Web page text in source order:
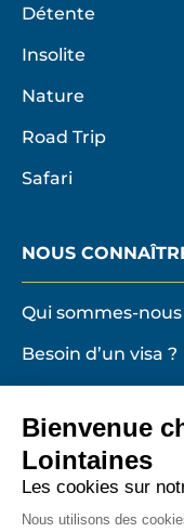
Bienvenue
Lointaines
Les cookies sur
Nous utilisons des
Détente
Insolite
Nature
Road Trip
Safari
NOUS
Qui sommes-nous
Besoin d’un visa ?
et particulières de
vente
Mentions légales,